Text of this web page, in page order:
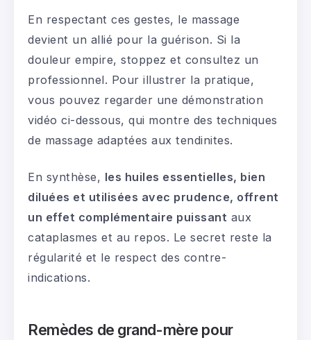
En respectant ces gestes, le massage
devient un allié pour la guérison. Si la
douleur empire, stoppez et consultez un
professionnel. Pour illustrer la pratique,
vous pouvez regarder une démonstration
vidéo ci-dessous, qui montre des techniques
de massage adaptées aux tendinites.
En synthèse, les huiles essentielles, bien
diluées et utilisées avec prudence, offrent
un effet complémentaire puissant aux
cataplasmes et au repos. Le secret reste la
régularité et le respect des contre-
indications.
Remèdes de grand-mère pour